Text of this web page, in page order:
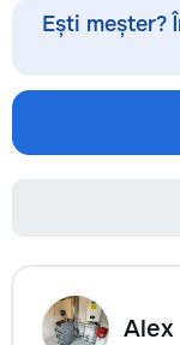
Ești meșter?
Alex